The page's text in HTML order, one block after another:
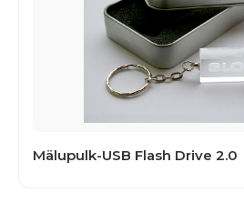
Mälupulk-USB Flash Drive 2.0